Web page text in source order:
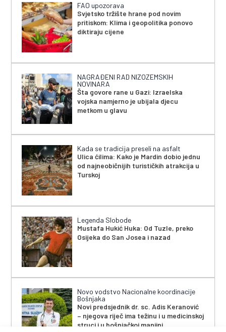
FAO upozorava
Svjetsko tržište hrane pod novim
pritiskom: Klima i geopolitika ponovo
diktiraju cijene
NAGRAĐENI RAD NIZOZEMSKIH
NOVINARA
Šta govore rane u Gazi: Izraelska
vojska namjerno je ubijala djecu
metkom u glavu
Kada se tradicija preseli na asfalt
Ulica ćilima: Kako je Mardin dobio jednu
od najneobičnijih turističkih atrakcija u
Turskoj
Legenda Slobode
Mustafa Hukić Huka: Od Tuzle, preko
Osijeka do San Josea i nazad
Novo vodstvo Nacionalne koordinacije
Bošnjaka
Novi predsjednik dr. sc. Adis Keranović
– njegova riječ ima težinu i u medicinskoj
struci i u bošnjačkoj manjini